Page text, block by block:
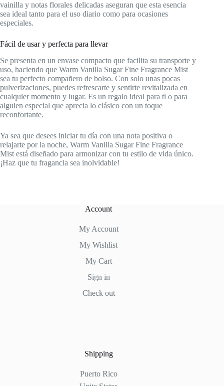
vainilla y notas florales delicadas aseguran que esta esencia
sea ideal tanto para el uso diario como para ocasiones
especiales.
Fácil de usar y perfecta para llevar
Se presenta en un envase compacto que facilita su transporte y
uso, haciendo que Warm Vanilla Sugar Fine Fragrance Mist
sea tu perfecto compañero de bolso. Con solo unas pocas
pulverizaciones, puedes refrescarte y sentirte revitalizada en
cualquier momento y lugar. Es un regalo ideal para ti o para
alguien especial que aprecia lo clásico con un toque
reconfortante.
Ya sea que desees iniciar tu día con una nota positiva o
relajarte por la noche, Warm Vanilla Sugar Fine Fragrance
Mist está diseñado para armonizar con tu estilo de vida único.
¡Haz que tu fragancia sea inolvidable!
Account
My Account
My Wishlist
My Cart
Sign in
Check out
Shipping
Puerto Rico